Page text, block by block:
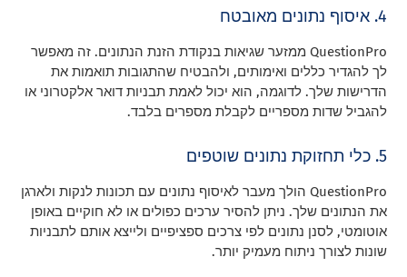
4. איסוף נתונים מאובטח
QuestionPro ממזער שגיאות בנקודת הזנת הנתונים. זה מאפשר
לך להגדיר כללים ואימותים, ולהבטיח שהתגובות תואמות את
הדרישות שלך. לדוגמה, הוא יכול לאמת תבניות דואר אלקטרוני או
להגביל שדות מספריים לקבלת מספרים בלבד.
5. כלי תחזוקת נתונים שוטפים
QuestionPro הולך מעבר לאיסוף נתונים עם תכונות לנקות ולארגן
את הנתונים שלך. ניתן להסיר ערכים כפולים או לא חוקיים באופן
אוטומטי, לסנן נתונים לפי צרכים ספציפיים ולייצא אותם לתבניות
שונות לצורך ניתוח מעמיק יותר.